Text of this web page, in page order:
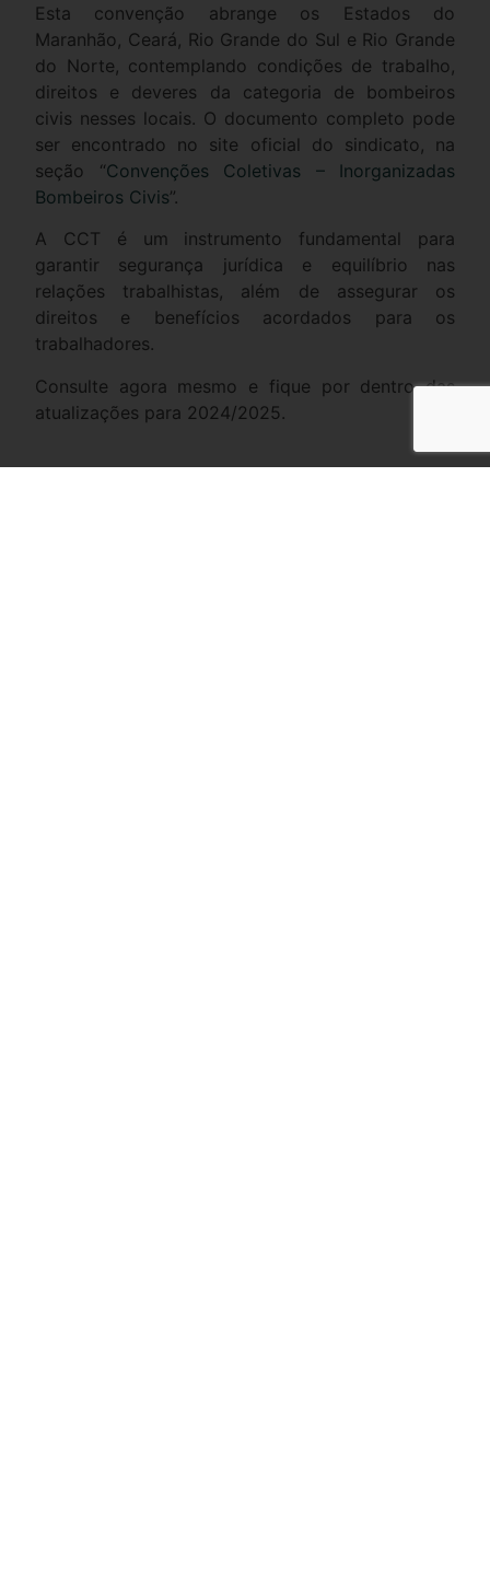
Esta convenção abrange os Estados do
Maranhão, Ceará, Rio Grande do Sul e Rio Grande
do Norte, contemplando condições de trabalho,
direitos e deveres da categoria de bombeiros
civis nesses locais. O documento completo pode
ser encontrado no site oficial do sindicato, na
seção “Convenções Coletivas – Inorganizadas
Bombeiros Civis”.
A CCT é um instrumento fundamental para
garantir segurança jurídica e equilíbrio nas
relações trabalhistas, além de assegurar os
direitos e benefícios acordados para os
trabalhadores.
Consulte agora mesmo e fique por dentro das
atualizações para 2024/2025.